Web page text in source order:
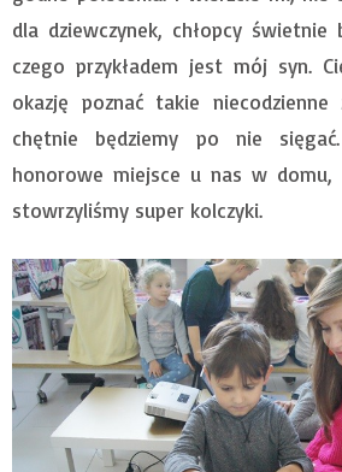
dla dziewczynek, chłopcy
czego przykładem jest mój syn.
okazję poznać takie
chętnie będziemy po nie
honorowe miejsce u nas w domu,
stowrzyliśmy super kolczyki.